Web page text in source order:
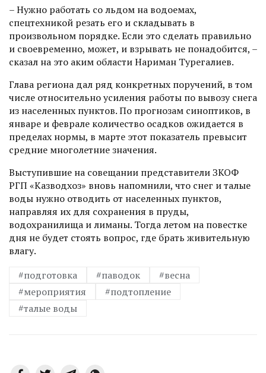
– Нужно работать со льдом на водоемах,
спецтехникой резать его и складывать в
произвольном порядке. Если это сделать правильно
и своевременно, может, и взрывать не понадобится, –
сказал на это аким области Нариман Турегалиев.
Глава региона дал ряд конкретных поручений, в том
числе относительно усиления работы по вывозу снега
из населенных пунктов. По прогнозам синоптиков, в
январе и феврале количество осадков ожидается в
пределах нормы, в марте этот показатель превысит
средние многолетние значения.
Выступившие на совещании представители ЗКОФ
РГП «Казводхоз» вновь напомнили, что снег и талые
воды нужно отводить от населенных пунктов,
направляя их для сохранения в пруды,
водохранилища и лиманы. Тогда летом на повестке
дня не будет стоять вопрос, где брать живительную
влагу.
#подготовка
#паводок
#весна
#мероприятия
#подтопление
#талые воды